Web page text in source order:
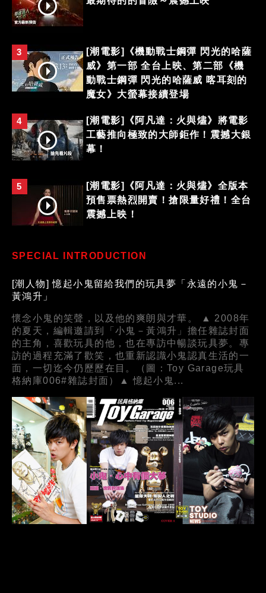
3
[潮電影]《機動戰士鋼彈 閃光的哈薩
威》第一部 全台上映、第二部《機
動戰士鋼彈 閃光的哈薩威 喀耳刻的
魔女》大螢幕接續登場
4
[潮電影]《阿凡達：火與燼》將電影
工藝推向極致的大師鉅作！震撼大銀
幕！
5
[潮電影]《阿凡達：火與燼》全版本
預售票熱烈開賣！搶限量好禮！全台
震撼上映！
SPECIAL INTRODUCTION
[潮人物] 憶起小鬼留給我們的玩具夢「永遠的小鬼－
黃鴻升」
懷念小鬼的笑聲，以及他的爽朗與才華。 ▲ 2008年
的夏天，編輯邀請到「小鬼－黃鴻升」擔任雜誌封面
的主角，喜歡玩具的他，也在專訪中暢談玩具夢。專
訪的過程充滿了歡笑，也重新認識小鬼認真生活的一
面，一切迄今仍歷歷在目。（圖：Toy Garage玩具
格納庫006#雜誌封面）▲ 憶起小鬼...